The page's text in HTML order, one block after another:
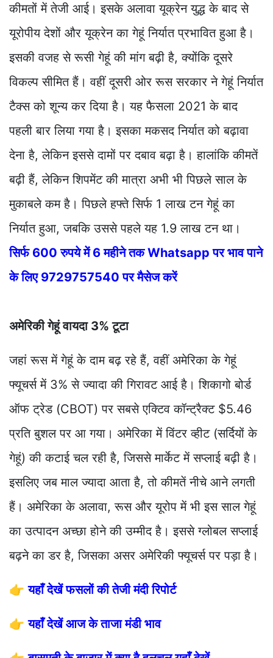
कीमतों में तेजी आई। इसके अलावा यूक्रेन युद्ध के बाद से
यूरोपीय देशों और यूक्रेन का गेहूं निर्यात प्रभावित हुआ है।
इसकी वजह से रूसी गेहूं की मांग बढ़ी है, क्योंकि दूसरे
विकल्प सीमित हैं। वहीं दूसरी ओर रूस सरकार ने गेहूं निर्यात
टैक्स को शून्य कर दिया है। यह फैसला 2021 के बाद
पहली बार लिया गया है। इसका मकसद निर्यात को बढ़ावा
देना है, लेकिन इससे दामों पर दबाव बढ़ा है। हालांकि कीमतें
बढ़ी हैं, लेकिन शिपमेंट की मात्रा अभी भी पिछले साल के
मुकाबले कम है। पिछले हफ्ते सिर्फ 1 लाख टन गेहूं का
निर्यात हुआ, जबकि उससे पहले यह 1.9 लाख टन था।
सिर्फ 600 रुपये में 6 महीने तक Whatsapp पर भाव पाने
के लिए 9729757540 पर मैसेज करें
अमेरिकी गेहूं वायदा 3% टूटा
जहां रूस में गेहूं के दाम बढ़ रहे हैं, वहीं अमेरिका के गेहूं
फ्यूचर्स में 3% से ज्यादा की गिरावट आई है। शिकागो बोर्ड
ऑफ ट्रेड (CBOT) पर सबसे एक्टिव कॉन्ट्रैक्ट $5.46
प्रति बुशल पर आ गया। अमेरिका में विंटर व्हीट (सर्दियों के
गेहूं) की कटाई चल रही है, जिससे मार्केट में सप्लाई बढ़ी है।
इसलिए जब माल ज्यादा आता है, तो कीमतें नीचे आने लगती
हैं। अमेरिका के अलावा, रूस और यूरोप में भी इस साल गेहूं
का उत्पादन अच्छा होने की उम्मीद है। इससे ग्लोबल सप्लाई
बढ़ने का डर है, जिसका असर अमेरिकी फ्यूचर्स पर पड़ा है।
👉यहाँ देखें फसलों की तेजी मंदी रिपोर्ट
👉यहाँ देखें आज के ताजा मंडी भाव